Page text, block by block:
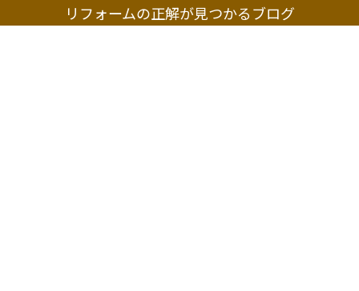
リフォームの正解が見つかるブログ